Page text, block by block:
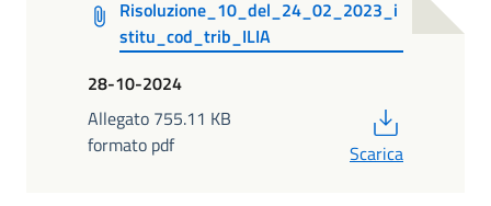
Risoluzione_10_del_24_02_2023_i
stitu_cod_trib_ILIA
28-10-2024
Allegato 755.11 KB
formato pdf
Scarica